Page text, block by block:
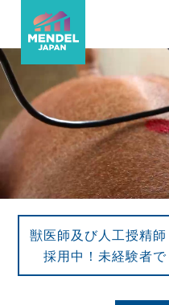
獣医師及び人工授精
採用中！未経験者で